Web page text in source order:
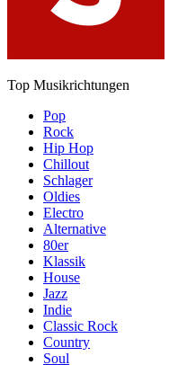
Top Musikrichtungen
Pop
Rock
Hip Hop
Chillout
Schlager
Oldies
Electro
Alternative
80er
Klassik
House
Jazz
Indie
Classic Rock
Country
Soul